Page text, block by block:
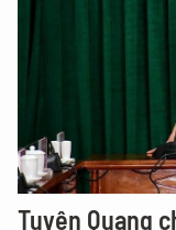
Tuyên Quang